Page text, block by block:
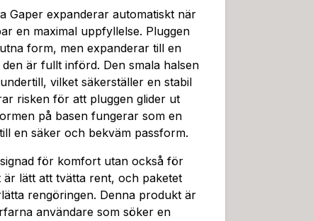
Gaper expanderar automatiskt när
en maximal uppfyllelse. Pluggen
form, men expanderar till en
är fullt införd. Den smala halsen
vilket säkerställer en stabil
risken för att pluggen glider ut
på basen fungerar som en
en säker och bekväm passform.
för komfort utan också för
lätt att tvätta rent, och paketet
rengöringen. Denna produkt är
användare som söker en